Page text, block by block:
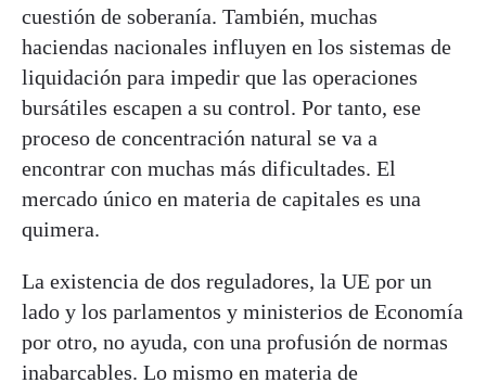
cuestión de soberanía. También, muchas
haciendas nacionales influyen en los sistemas de
liquidación para impedir que las operaciones
bursátiles escapen a su control. Por tanto, ese
proceso de concentración natural se va a
encontrar con muchas más dificultades. El
mercado único en materia de capitales es una
quimera.
La existencia de dos reguladores, la UE por un
lado y los parlamentos y ministerios de Economía
por otro, no ayuda, con una profusión de normas
inabarcables. Lo mismo en materia de